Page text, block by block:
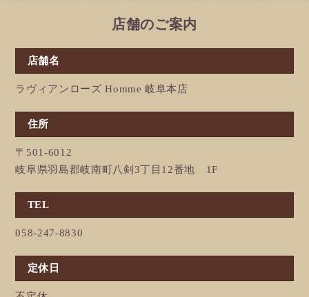
店舗のご案内
店舗名
ラヴィアンローズ Homme 岐阜本店
住所
〒501-6012
岐阜県羽島郡岐南町八剣3丁目12番地 1F
TEL
058-247-8830
定休日